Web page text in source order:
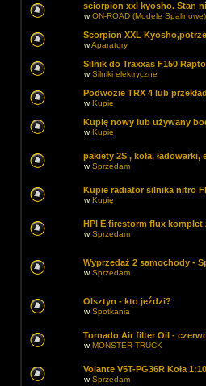
sciorpion xxl kyosho. Stan
wON-ROAD (Modele Spalinowe)
Scorpion XXL
wAparatury
Silnik do Traxxas F150
wSilniki elektryczne
Podwozie TRX 4 lub
wKupię
Kupię nowy lub używany
wKupię
pakiety 2S , koła, ładowarki,
wSprzedam
Kupie radiator silnika nitro
wKupię
HPI E firestorm flux komplet
wSprzedam
Wyprzedaż 2 samochody -
wSprzedam
Olsztyn - kto jeździ?
wSpotkania
Tornado Air filter Oil -
wMONSTER TRUCK
Volante V5T-PG36R Koła
wSprzedam